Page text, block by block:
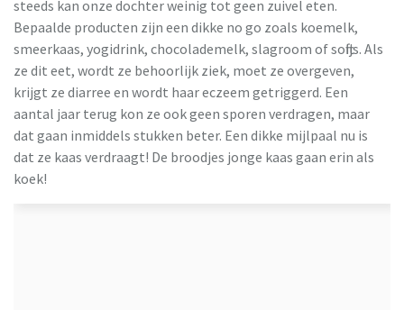
steeds kan onze dochter weinig tot geen zuivel eten.
Bepaalde producten zijn een dikke no go zoals koemelk,
smeerkaas, yogidrink, chocolademelk, slagroom of softijs. Als
ze dit eet, wordt ze behoorlijk ziek, moet ze overgeven,
krijgt ze diarree en wordt haar eczeem getriggerd. Een
aantal jaar terug kon ze ook geen sporen verdragen, maar
dat gaan inmiddels stukken beter. Een dikke mijlpaal nu is
dat ze kaas verdraagt! De broodjes jonge kaas gaan erin als
koek!